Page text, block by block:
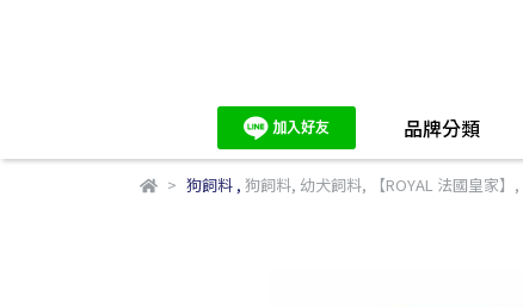
品牌分類
狗飼料, 狗飼料, 幼犬飼料, 【ROYAL 法國皇家】 ,